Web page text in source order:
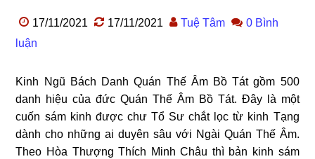
17/11/2021 17/11/2021 Tuệ Tâm
0 Bình
luận
Kinh Ngũ Bách Danh Quán Thế Âm Bồ Tát gồm 500
danh hiệu của đức Quán Thế Âm Bồ Tát. Đây là một
cuốn sám kinh được chư Tổ Sư chắt lọc từ kinh Tạng
dành cho những ai duyên sâu với Ngài Quán Thế Âm.
Theo Hòa Thượng Thích Minh Châu thì bản kinh sám